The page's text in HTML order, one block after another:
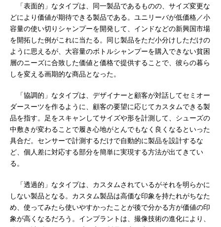
「表面的」なタイプは、同一製品であるものの、サイズ変更な
どにより価値が期待できる製品である。ユニリーバが低価格／小
容量の使い切りシャンプーを開発して、インドなどの新興国市場
を開拓した例がこれに当たる。同じ製品をただ小分けしただけの
ように思えるが、大容量のボトルシャンプーを購入できない貧困
層のニーズに合致した価値と価格で提供することで、彼らの暮ら
しを変える画期的な商品となった。
「協調的」なタイプは、デザイナーと顧客が対話してセミオー
ダースーツを作るように、顧客の要望に応じてカスタムできる製
品を指す。足をスキャンしてサイズや形を計測して、シューズの
中敷きが変わることで履き心地がとんでもなく良くなるといった
具合だ。センサーで計測するだけで自動的に製品を設計するな
ど、個人差に対応する部分を簡単に実現する方法が出てきてい
る。
「透過的」なタイプは、カスタムされているがそれを明らかに
しない製品となる。カスタム製品は高価な印象を持たれがちなた
め、使ってみたら使いやすかったことが後で分かる方が価値の印
象が高くなるだろう。インプラントは、撮像技術の進化により、